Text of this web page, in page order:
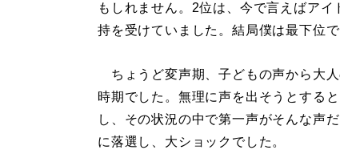
もしれません。2位は、今で言えばア
持を受けていました。結局僕は最下位で
ちょうど変声期、子どもの声から大
時期でした。無理に声を出そうとする
し、その状況の中で第一声がそんな声
に落選し、大ショックでした。